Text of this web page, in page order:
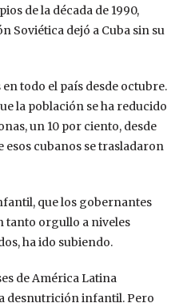
de la década de 1990,
Soviética dejó a Cuba sin su
todo el país desde octubre.
la población se ha reducido
un 10 por ciento, desde
esos cubanos se trasladaron
que los gobernantes
tanto orgullo a niveles
ha ido subiendo.
de América Latina
desnutrición infantil. Pero